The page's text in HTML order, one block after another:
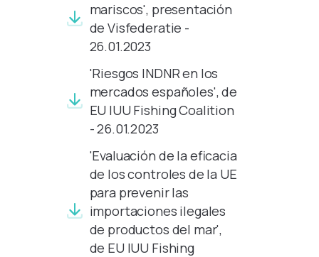
mariscos', presentación
de Visfederatie -
26.01.2023
'Riesgos INDNR en los
mercados españoles', de
EU IUU Fishing Coalition
- 26.01.2023
'Evaluación de la eficacia
de los controles de la UE
para prevenir las
importaciones ilegales
de productos del mar',
de EU IUU Fishing